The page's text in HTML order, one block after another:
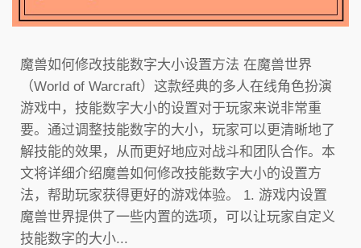
魔兽如何修改技能数字大小设置方法 在魔兽世界
（World of Warcraft）这款经典的多人在线角色扮演
游戏中，技能数字大小的设置对于玩家来说非常重
要。通过调整技能数字的大小，玩家可以更清晰地了
解技能的效果，从而更好地应对战斗和团队合作。本
文将详细介绍魔兽如何修改技能数字大小的设置方
法，帮助玩家获得更好的游戏体验。 1. 游戏内设置
魔兽世界提供了一些内置的选项，可以让玩家自定义
技能数字的大小...